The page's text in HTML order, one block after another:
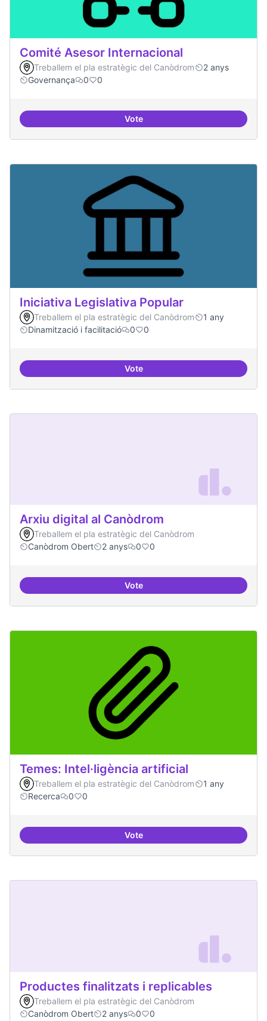
Comité Asesor Internacional
Treballem el pla estratègic del Canòdrom
2 anys
Governança
0 0
VoteComité Asesor Internacional
Iniciativa Legislativa Popular
Treballem el pla estratègic del Canòdrom
1 any
Dinamització i facilitació
0 0
VoteIniciativa Legislativa Popular
Arxiu digital al Canòdrom
Treballem el pla estratègic del Canòdrom
Canòdrom Obert
2 anys 0 0
VoteArxiu digital al Canòdrom
Temes: Intel·ligència artificial
Treballem el pla estratègic del Canòdrom
1 any
Recerca
0 0
VoteTemes: Intel·ligència artificial
Productes finalitzats i replicables
Treballem el pla estratègic del Canòdrom
Canòdrom Obert
2 anys 0 0